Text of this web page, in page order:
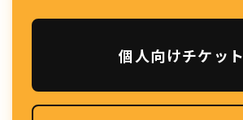
個人向けチケット